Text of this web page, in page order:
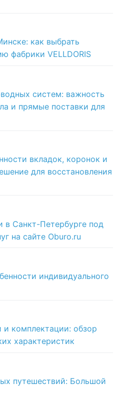
как выбрать
фабрики VELLDORIS
систем: важность
и прямые поставки для
вкладок, коронок и
для восстановления
в Санкт-Петербурге под
на сайте Oburo.ru
индивидуального
комплектации: обзор
характеристик
путешествий: Большой